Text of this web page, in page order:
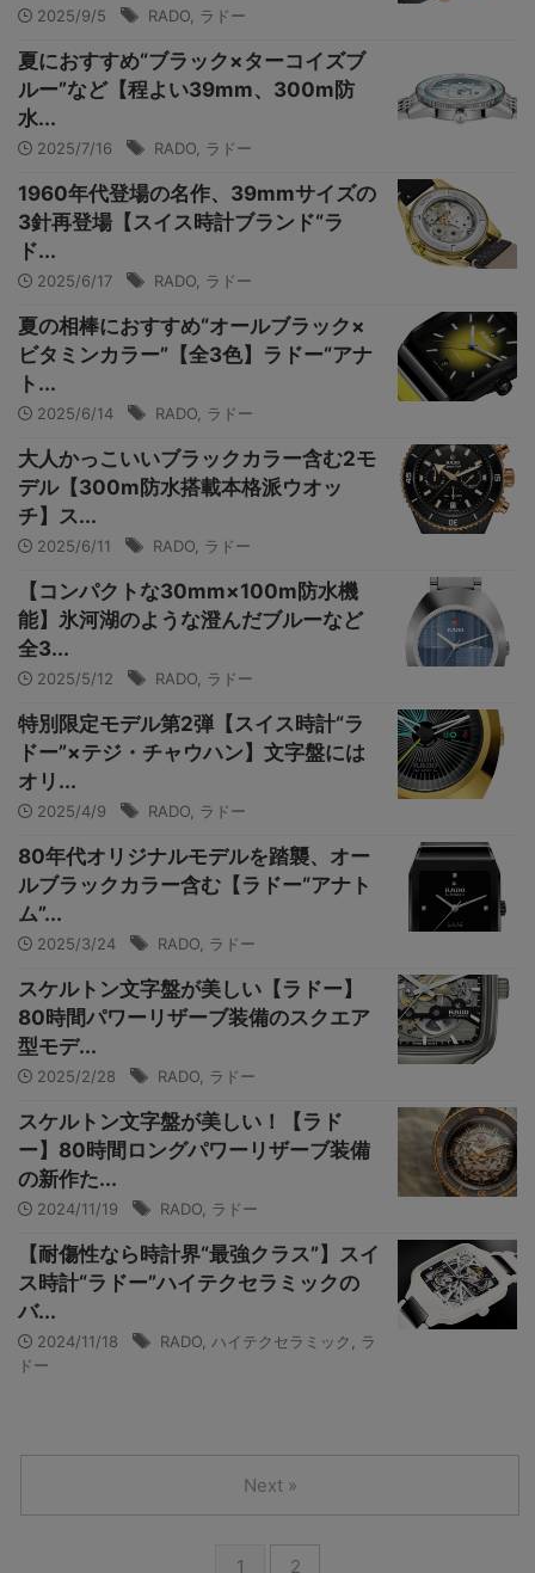
2025/9/5 RADO ラドー
夏におすすめ“ブラック×ターコイズブ
ルー”など【程よい39mm、300m防
水...
2025/7/16 RADO ラドー
1960年代登場の名作、39mmサイズの
3針再登場【スイス時計ブランド“ラ
ド...
2025/6/17 RADO ラドー
夏の相棒におすすめ“オールブラック×
ビタミンカラー”【全3色】ラドー“アナ
ト...
2025/6/14 RADO ラドー
大人かっこいいブラックカラー含む2モ
デル【300m防水搭載本格派ウオッ
チ】ス...
2025/6/11 RADO ラドー
【コンパクトな30mm×100m防水機
能】氷河湖のような澄んだブルーなど
全3...
2025/5/12 RADO ラドー
特別限定モデル第2弾【スイス時計“ラ
ドー”×テジ・チャウハン】文字盤には
オリ...
2025/4/9 RADO ラドー
80年代オリジナルモデルを踏襲、オー
ルブラックカラー含む【ラドー“アナト
ム”...
2025/3/24 RADO ラドー
スケルトン文字盤が美しい【ラドー】
80時間パワーリザーブ装備のスクエア
型モデ...
2025/2/28 RADO ラドー
スケルトン文字盤が美しい！【ラド
ー】80時間ロングパワーリザーブ装備
の新作た...
2024/11/19 RADO ラドー
【耐傷性なら時計界“最強クラス”】スイ
ス時計“ラドー”ハイテクセラミックの
バ...
2024/11/18 RADO ハイテクセラミック
ラ
ドー
1 2
Next »